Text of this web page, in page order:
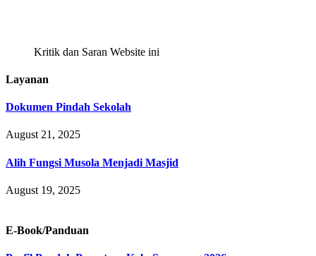
Kritik dan Saran Website ini
Layanan
Dokumen Pindah Sekolah
August 21, 2025
Alih Fungsi Musola Menjadi Masjid
August 19, 2025
E-Book/Panduan